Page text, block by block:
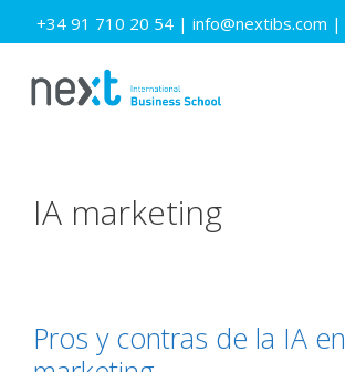
Saltar
al
+34 91 710 20 54 | info@nextibs.com |
IA marketing
Pros y contras de la IA en